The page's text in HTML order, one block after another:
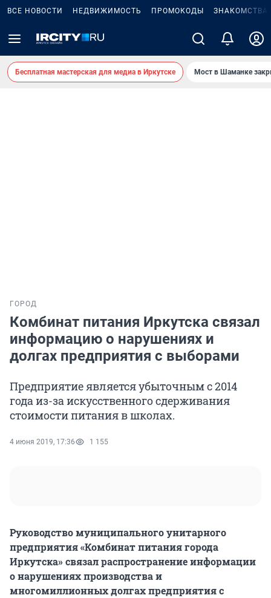
ВСЕ НОВОСТИ НЕДВИЖИМОСТЬ ПРОМОКОДЫ ЗНАКОМСТВА
Бесплатная мастерская для медиа в Иркутске Мост в Шаманке
ГОРОД
Комбинат питания Иркутска связал
информацию о нарушениях и
долгах предприятия с выборами
Предприятие является убыточным с 2014
года из-за искусственного сдерживания
стоимости питания в школах.
4 июня 2019, 17:36 1 155
Руководство муниципального унитарного
предприятия «Комбинат питания города
Иркутска» связал распространение информации
о нарушениях производства и
многомиллионных долгах предприятия с